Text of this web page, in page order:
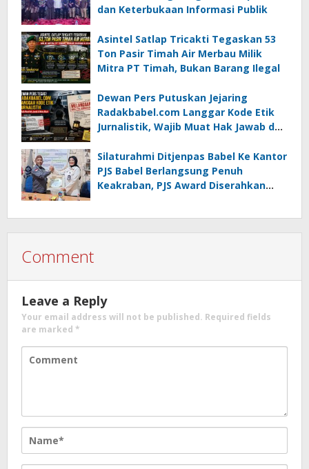
dan Keterbukaan Informasi Publik
Asintel Satlap Tricakti Tegaskan 53
Ton Pasir Timah Air Merbau Milik
Mitra PT Timah, Bukan Barang Ilegal
Dewan Pers Putuskan Jejaring
Radakbabel.com Langgar Kode Etik
Jurnalistik, Wajib Muat Hak Jawab dan
Silaturahmi Ditjenpas Babel Ke Kantor
PJS Babel Berlangsung Penuh
Keakraban, PJS Award Diserahkan
Comment
Leave a Reply
Your email address will not be published. Required fields
are marked *